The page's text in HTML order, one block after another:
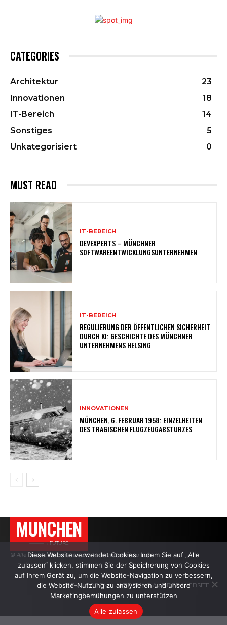
CATEGORIES
Architektur
23
Innovationen
18
IT-Bereich
14
Sonstiges
5
Unkategorisiert
0
MUST READ
IT-BEREICH
DEVEXPERTS – MÜNCHNER
SOFTWAREENTWICKLUNGSUNTERNEHMEN
IT-BEREICH
REGULIERUNG DER ÖFFENTLICHEN SICHERHEIT
DURCH KI: GESCHICHTE DES MÜNCHNER
UNTERNEHMENS HELSING
INNOVATIONEN
MÜNCHEN, 6. FEBRUAR 1958: EINZELHEITEN
DES TRAGISCHEN FLUGZEUGABSTURZES
MUNCHEN
———→ FUTURE
© Alle Rechte vorbehalten. Zitate nur mit aktivem Link.
DIE AUTOREN WERBUNG AUF DER WEBSITE
Diese Website verwendet Cookies. Indem Sie auf „Alle
zulassen“ klicken, stimmen Sie der Speicherung von Cookies
auf Ihrem Gerät zu, um die Website-Navigation zu verbessern,
die Website-Nutzung zu analysieren und unsere
Marketingbemühungen zu unterstützen
Alle zulassen